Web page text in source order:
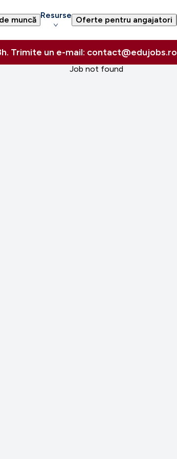
muncă Resurse Oferte pentru angajatori
Trimite un e-mail: contact@edujobs.ro
Job not found